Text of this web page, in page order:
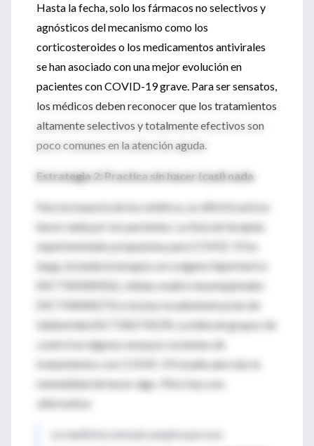
Hasta la fecha, solo los fármacos no selectivos y
agnósticos del mecanismo como los
corticosteroides o los medicamentos antivirales
se han asociado con una mejor evolución en
pacientes con COVID-19 grave. Para ser sensatos,
los médicos deben reconocer que los tratamientos
altamente selectivos y totalmente efectivos son
poco comunes en la atención aguda.
Estrategia 2: Practica sin hacer (casi) nada
Para la mayoría de los médicos, es difícil (casi) no
hacer nada por los pacientes. La lista de terapias
experimentales propuestas para COVID-19 es
larga, incluida la terapia con oxígeno hiperbárico
(NCT04358926), células madre mesenquimales
(NCT04444271) e incluso la administración de
talidomida (NCT04273529). La falta de grupos de
control en algunos ensayos recientes de
tratamientos con COVID-19 resalta aún más la
mentalidad de hacer algo.
Pero hay una
alternativa.
La medicina sensata acepta que una